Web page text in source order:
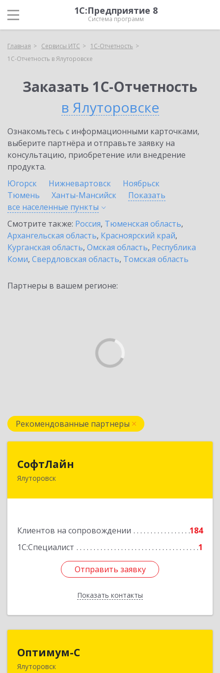
1С:Предприятие 8
Система программ
Главная Сервисы ИТС
1С-Отчетность
1С-Отчетность в Ялуторовске
Заказать 1С-Отчетность
в Ялуторовске
Ознакомьтесь с информационными карточками,
выберите партнёра и отправьте заявку на
консультацию, приобретение или внедрение
продукта.
Югорск
Нижневартовск
Ноябрьск
Тюмень
Ханты-Мансийск
Показать
все населенные пункты
Смотрите также: Россия, Тюменская область,
Архангельская область, Красноярский край,
Курганская область, Омская область, Республика
Коми, Свердловская область, Томская область
Партнеры в вашем регионе:
Рекомендованные партнеры
СофтЛайн
Ялуторовск
Клиентов на сопровождении
184
1С:Специалист
1
Отправить заявку
Показать контакты
627010, Тюменская обл, Ялуторовский р-н,
Отправить заявку
Назад
Оптимум-С
Ялуторовск